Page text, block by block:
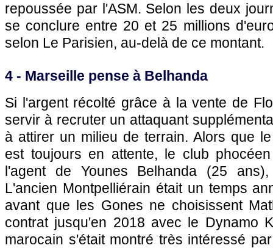
repoussée par l'ASM. Selon les deux
se conclure entre 20 et 25 millions
selon Le Parisien, au-delà de ce montant.
4 - Marseille pense à Belhanda
Si l'argent récolté grâce à la vente de
servir à recruter un attaquant
à attirer un milieu de terrain. Alors que
est toujours en attente, le club
l'agent de Younes Belhanda (25
L'ancien Montpelliérain était un temps
avant que les Gones ne choisissent
contrat jusqu'en 2018 avec le Dynamo
marocain s'était montré très intéressé